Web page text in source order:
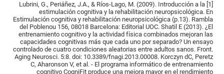
[1] Lubrini, G., Periáñez, J.A., & Ríos-Lago, M. (2009). Introducción a la
estimulación cognitiva y la rehabilitación neuropsicológica. En
Estimulación cognitiva y rehabilitación neuropsicológica (p.13). Rambla
del Poblenou 156, 08018 Barcelona: Editorial UOC. Shatil E (2013). ¿El
entrenamiento cognitivo y la actividad física combinados mejoran las
capacidades cognitivas más que cada uno por separado? Un ensayo
controlado de cuatro condiciones aleatorias entre adultos sanos. Front.
Aging Neurosci. 5:8. doi: 10.3389/fnagi.2013.00008. Korczyn dC, Peretz
C, Aharonson V, et al. - El programa informático de entrenamiento
cognitivo CogniFit produce una mejora mayor en el rendimiento